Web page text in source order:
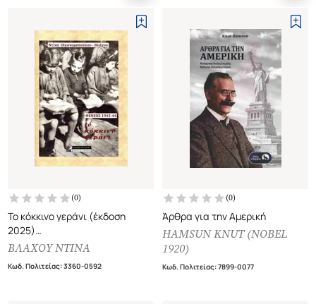
(0)
Το κόκκινο γεράνι (έκδοση
2025)
Φενεός 1943-44
ΒΛΑΧΟΥ ΝΤΙΝΑ
Κωδ. Πολιτείας:3360-0592
(0)
Άρθρα για την Αμερική
HAMSUN KNUT (NOBEL
1920)
Κωδ. Πολιτείας:7899-0077